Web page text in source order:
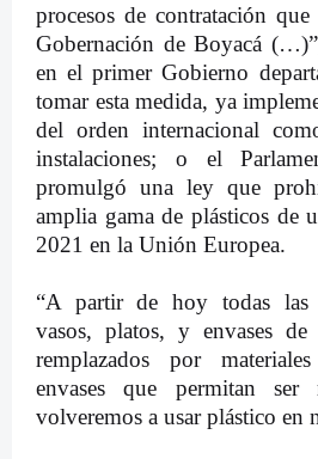
procesos de contratación
Gobernación de Boyacá
en el primer Gobierno
tomar esta medida, ya
del orden internacional
instalaciones; o el
promulgó una ley que
amplia gama de plásticos de
2021 en la Unión Europea.
“A partir de hoy todas las
vasos, platos, y envases
remplazados por
envases que permitan
volveremos a usar plástico en